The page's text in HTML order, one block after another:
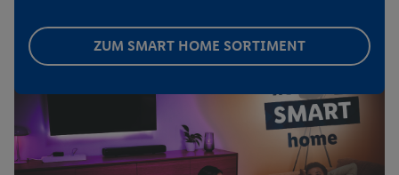
ZUM SMART HOME SORTIMENT